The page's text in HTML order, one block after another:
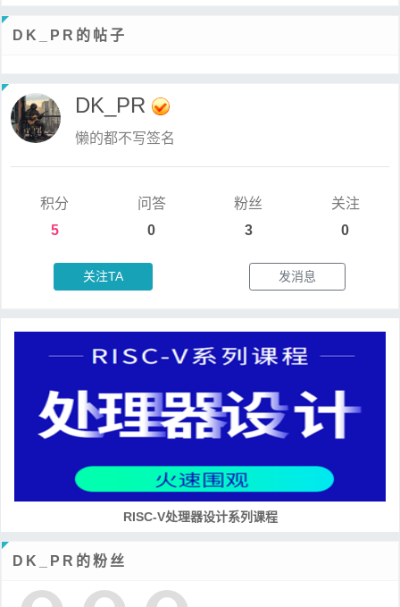
DK_PR的帖子
DK_PR
懒的都不写签名
积分
5
问答
0
粉丝
3
关注
0
关注TA 发消息
RISC-V处理器设计系列课程
DK_PR的粉丝